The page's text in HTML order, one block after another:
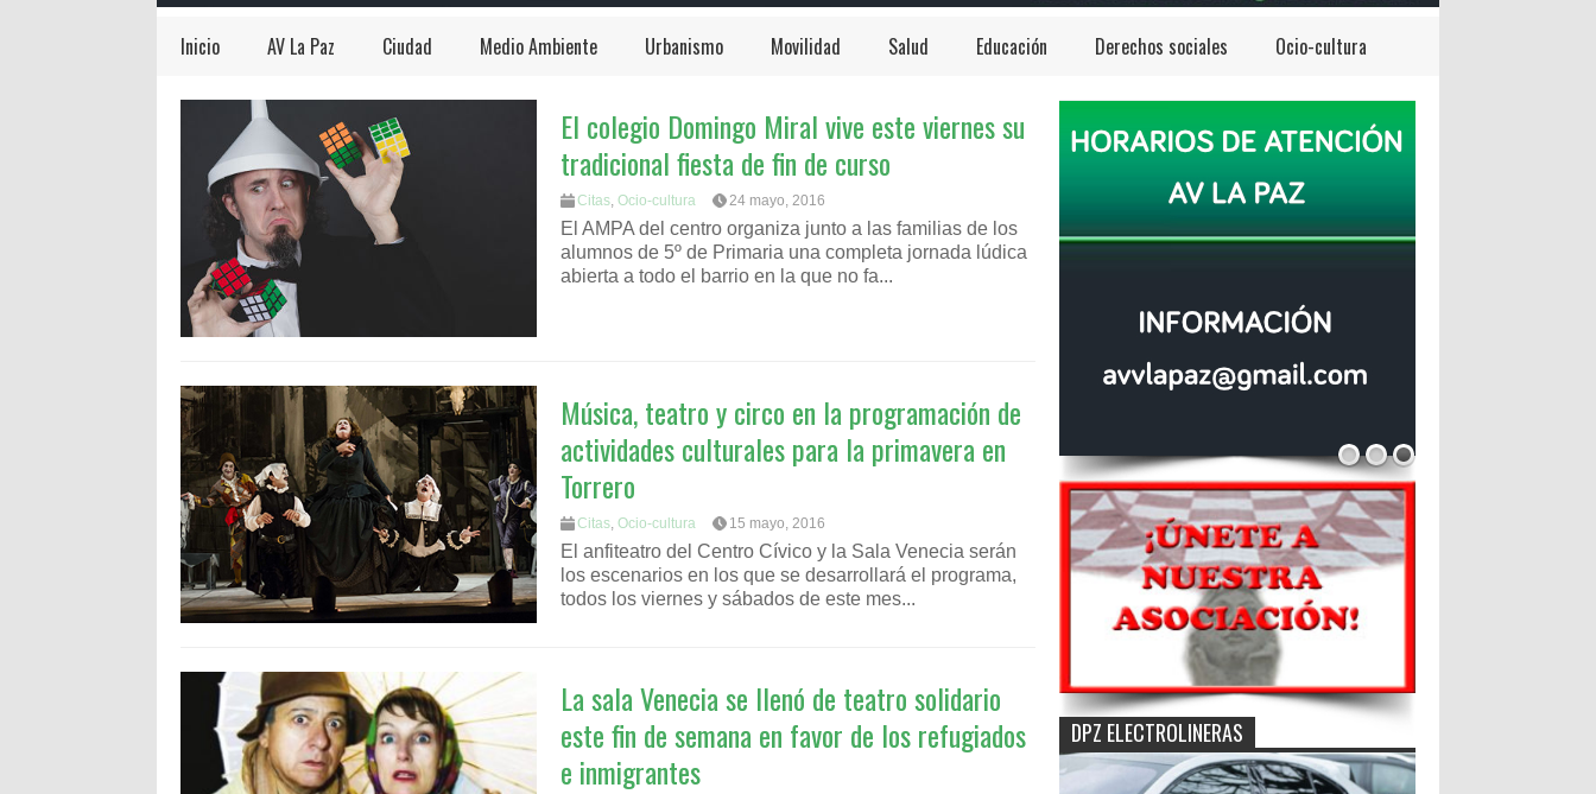
Inicio AV La Paz Ciudad Medio Ambiente Urbanismo Movilidad Salud Educación Derechos sociales Ocio-cultura
El colegio Domingo Miral vive este viernes su
tradicional fiesta de fin de curso
Citas, Ocio-cultura 24 mayo, 2016
El AMPA del centro organiza junto a las familias de los
alumnos de 5º de Primaria una completa jornada lúdica
abierta a todo el barrio en la que no fa...
Música, teatro y circo en la programación de
actividades culturales para la primavera en
Torrero
Citas, Ocio-cultura 15 mayo, 2016
El anfiteatro del Centro Cívico y la Sala Venecia serán
los escenarios en los que se desarrollará el programa,
todos los viernes y sábados de este mes...
La sala Venecia se llenó de teatro solidario
este fin de semana en favor de los refugiados
e inmigrantes
DPZ ELECTROLINERAS